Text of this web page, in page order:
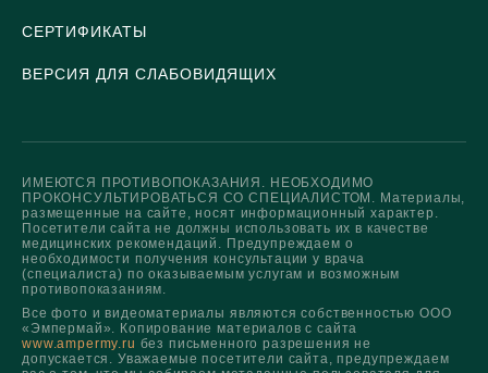
СЕРТИФИКАТЫ
ВЕРСИЯ ДЛЯ СЛАБОВИДЯЩИХ
ИМЕЮТСЯ ПРОТИВОПОКАЗАНИЯ. НЕОБХОДИМО
ПРОКОНСУЛЬТИРОВАТЬСЯ СО СПЕЦИАЛИСТОМ. Материалы,
размещенные на сайте, носят информационный характер.
Посетители сайта не должны использовать их в качестве
медицинских рекомендаций. Предупреждаем о
необходимости получения консультации у врача
(специалиста) по оказываемым услугам и возможным
противопоказаниям.
Все фото и видеоматериалы являются собственностью ООО
«Эмпермай». Копирование материалов с сайта
www.ampermy.ru без письменного разрешения не
допускается. Уважаемые посетители сайта, предупреждаем